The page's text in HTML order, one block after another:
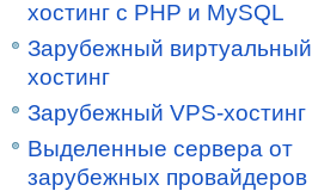
хостинг с PHP и MySQL
Зарубежный виртуальный
хостинг
Зарубежный VPS-хостинг
Выделенные сервера от
зарубежных провайдеров